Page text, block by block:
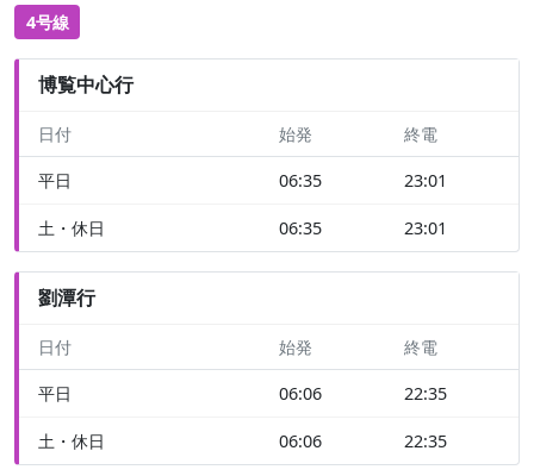
4号線
博覧中心行
日付 始発 終電
平日 06:35 23:01
土・休日 06:35 23:01
劉潭行
日付 始発 終電
平日 06:06 22:35
土・休日 06:06 22:35